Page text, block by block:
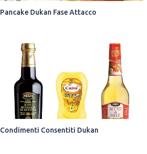
Pancake Dukan Fase Attacco
Condimenti Consentiti Dukan